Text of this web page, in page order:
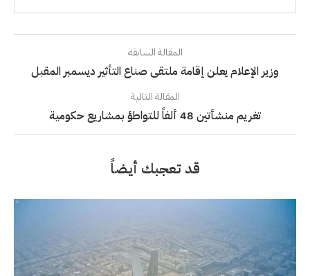
المقالة السابقة
وزير الإعلام يعلن إقامة ملتقى صناع التأثير ديسمبر المقبل
المقالة التالية
تغريم منشأتين 48 ألفاً للتواطؤ بمشاريع حكومية
قد تعجبك أيضاً